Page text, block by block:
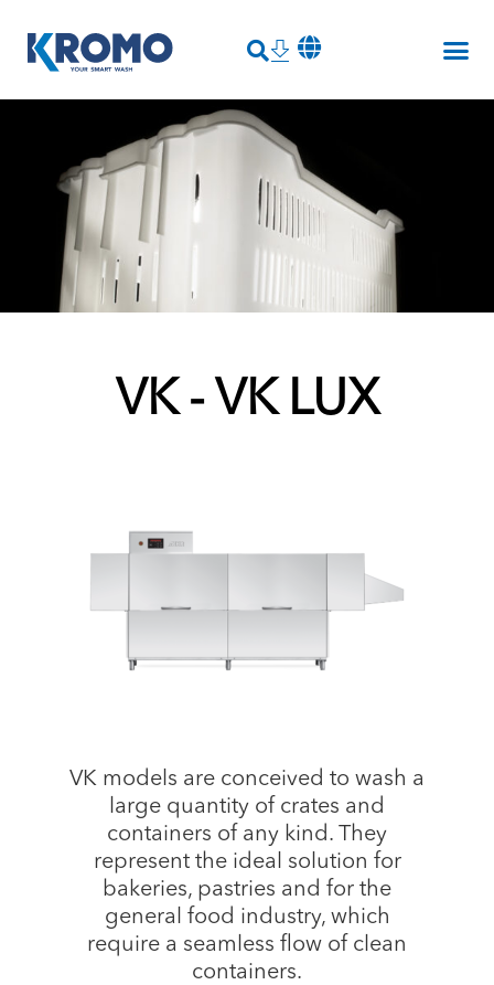
VK - VK LUX
VK models are conceived to wash a
large quantity of crates and
containers of any kind. They
represent the ideal solution for
bakeries, pastries and for the
general food industry, which
require a seamless flow of clean
containers.